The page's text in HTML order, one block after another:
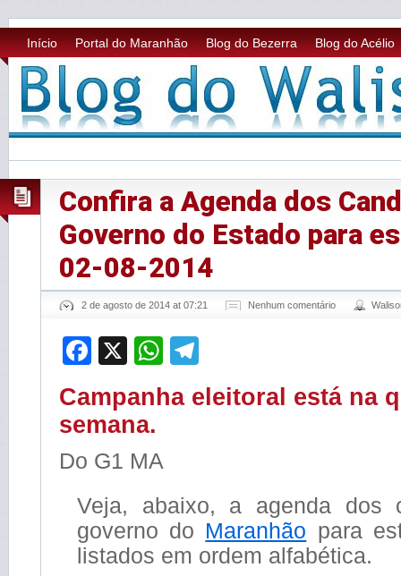
Início Portal do Maranhão Blog do Bezerra Blog do Acélio
Confira a Agenda dos
Governo do Estado para
02-08-2014
2 de agosto de 2014 at 07:21 Nenhum comentário
Facebook
X WhatsApp
Campanha eleitoral está na
semana.
Do G1 MA
Veja, abaixo, a agenda dos
governo do Maranhão para
listados em ordem alfabética.